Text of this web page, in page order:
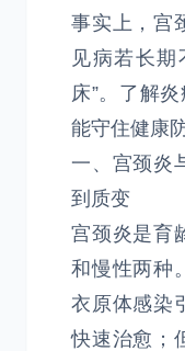
事实上，宫
见病若长期
床”。了解
能守住健康
一、宫颈炎
到质变
宫颈炎是育
和慢性两种
衣原体感染
快速治愈；